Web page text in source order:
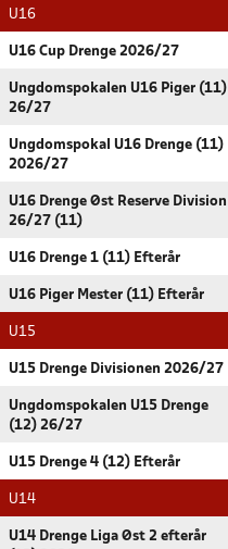
U16
U16 Cup Drenge 2026/27
Ungdomspokalen U16 Piger (11)
26/27
Ungdomspokal U16 Drenge (11)
2026/27
U16 Drenge Øst Reserve Division
26/27 (11)
U16 Drenge 1 (11) Efterår
U16 Piger Mester (11) Efterår
U15
U15 Drenge Divisionen 2026/27
Ungdomspokalen U15 Drenge
(12) 26/27
U15 Drenge 4 (12) Efterår
U14
U14 Drenge Liga Øst 2 efterår